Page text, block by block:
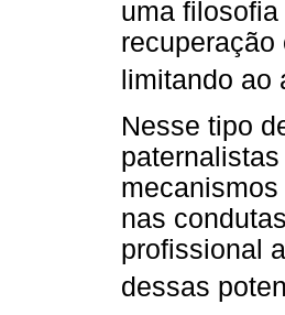
uma
recuperação
limitando ao
Nesse tipo
nas
profissional
dessas